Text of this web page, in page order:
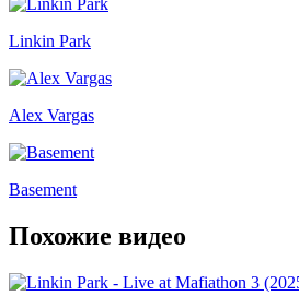
Linkin Park
Alex Vargas
Basement
Похожие видео